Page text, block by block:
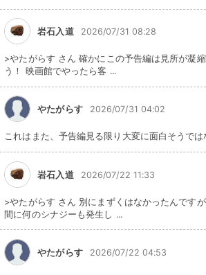
岩石入道 2026/07/31 08:28
>やたがらす さん 確かにこの予告編は見所が凝
う！ 映画館でやったら客 ...
やたがらす 2026/07/31 04:02
これはまた、予告編見る限り大変に面白そうでは
岩石入道 2026/07/22 11:33
>やたがらす さん 別にまずくはなかったんです
間に何のシナジーも発生し ...
やたがらす 2026/07/22 04:53